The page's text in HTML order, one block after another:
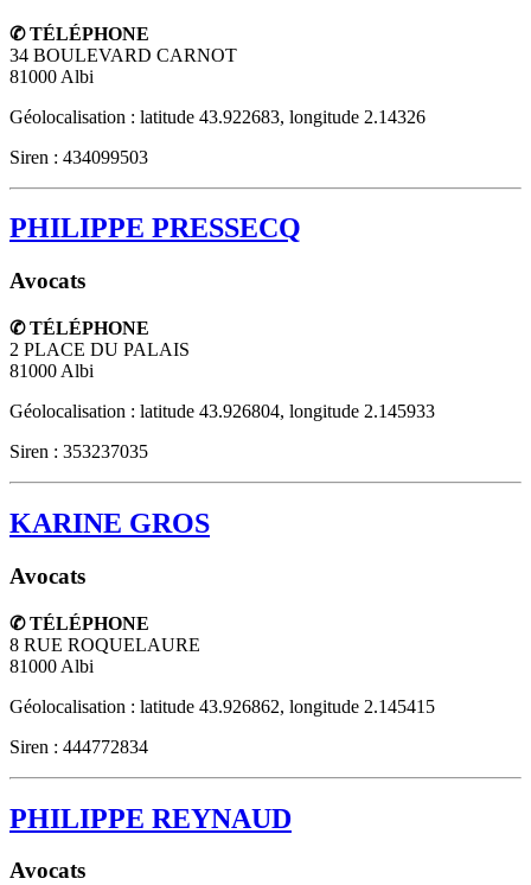
✆ TÉLÉPHONE
34 BOULEVARD CARNOT
81000 Albi
Géolocalisation : latitude 43.922683, longitude 2.14326
Siren : 434099503
PHILIPPE PRESSECQ
Avocats
✆ TÉLÉPHONE
2 PLACE DU PALAIS
81000 Albi
Géolocalisation : latitude 43.926804, longitude 2.145933
Siren : 353237035
KARINE GROS
Avocats
✆ TÉLÉPHONE
8 RUE ROQUELAURE
81000 Albi
Géolocalisation : latitude 43.926862, longitude 2.145415
Siren : 444772834
PHILIPPE REYNAUD
Avocats